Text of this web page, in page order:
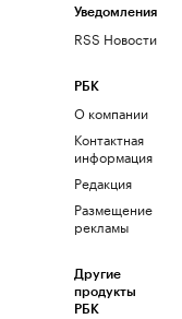
Уведомления
RSS Новости
РБК
О компании
Контактная
информация
Редакция
Размещение
рекламы
Другие
продукты
РБК